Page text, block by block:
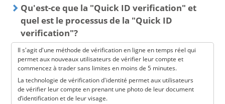
Sécurité
Qu'est-ce que la "Quick ID verification" et
quel est le processus de la "Quick ID
verification"?
Il s'agit d'une méthode de vérification en ligne en temps réel qui
permet aux nouveaux utilisateurs de vérifier leur compte et
commencez à trader sans limites en moins de 5 minutes.
La technologie de vérification d'identité permet aux utilisateurs
de vérifier leur compte en prenant une photo de leur document
d’identification et de leur visage.